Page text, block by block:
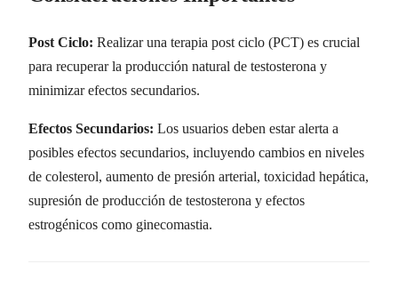
Post Ciclo: Realizar una terapia post ciclo (PCT) es crucial
para recuperar la producción natural de testosterona y
minimizar efectos secundarios.
Efectos Secundarios: Los usuarios deben estar alerta a
posibles efectos secundarios, incluyendo cambios en niveles
de colesterol, aumento de presión arterial, toxicidad hepática,
supresión de producción de testosterona y efectos
estrogénicos como ginecomastia.